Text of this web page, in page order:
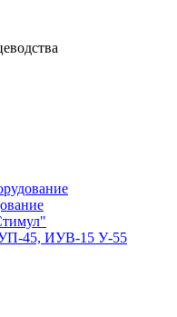
45, ИУВ-15 У-55